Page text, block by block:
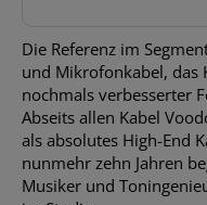
Die Referenz im
und Mikrofonkabel, das
nochmals verbesserter
Abseits allen Kabel
als absolutes High-End
nunmehr zehn Jahren
Musiker und